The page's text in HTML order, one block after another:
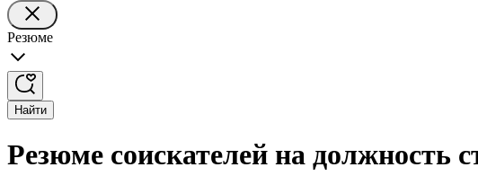
Резюме
Найти
Резюме соискателей на должность